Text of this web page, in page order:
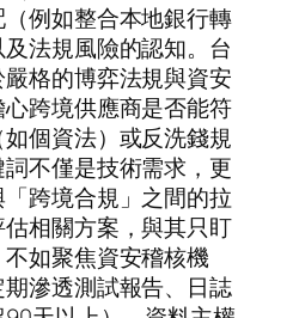
例如整合本地銀行轉
法規風險的認知。台
格的博弈法規與資安
跨境供應商是否能符
個資法）或反洗錢規
不僅是技術需求，更
跨境合規」之間的拉
相關方案，與其只盯
如聚焦資安稽核機
滲透測試報告、日誌